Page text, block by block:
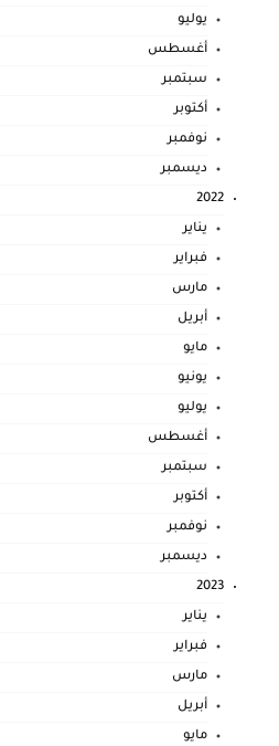
يوليو
أغسطس
سبتمبر
أكتوبر
نوفمبر
ديسمبر
2022
يناير
فبراير
مارس
أبريل
مايو
يونيو
يوليو
أغسطس
سبتمبر
أكتوبر
نوفمبر
ديسمبر
2023
يناير
فبراير
مارس
أبريل
مايو